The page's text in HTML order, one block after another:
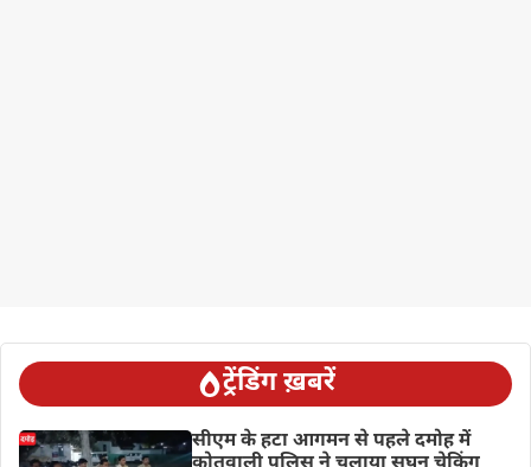
ट्रेंडिंग ख़बरें
सीएम के हटा आगमन से पहले दमोह में